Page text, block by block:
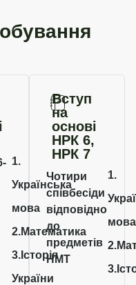
1.
Українська
мова
2.Математика
3.Історія
України
Вступ
на
основі
НРК 6,
НРК 7
Чотири
співбесіди
відповідно
до
предметів
НМТ
1.
мова